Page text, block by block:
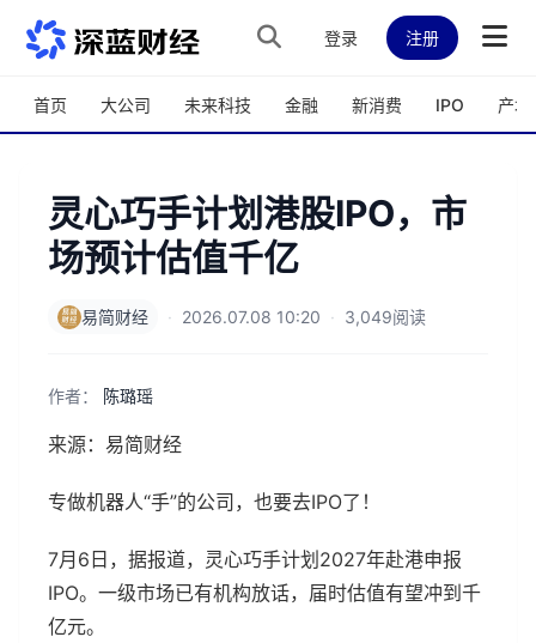
跳转到主内容
登录 注册
首页 大公司 未来科技 金融 新消费 IPO 产城
灵心巧手计划港股IPO，市
场预计估值千亿
易简财经 · 2026.07.08 10:20 · 3,049阅读
作者： 陈璐瑶
来源：易简财经
专做机器人“手”的公司，也要去IPO了！
7月6日，据报道，灵心巧手计划2027年赴港申报
IPO。一级市场已有机构放话，届时估值有望冲到千
亿元。